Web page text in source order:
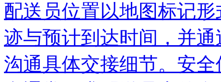
配送员位置以地图标记
迹与预计到达时间，并
沟通具体交接细节。安